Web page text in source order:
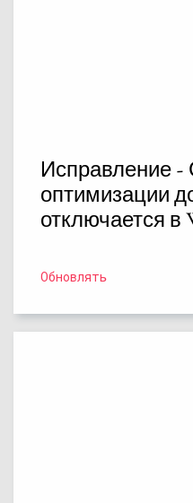
Исправление
оптимизации
отключается в
Обновлять